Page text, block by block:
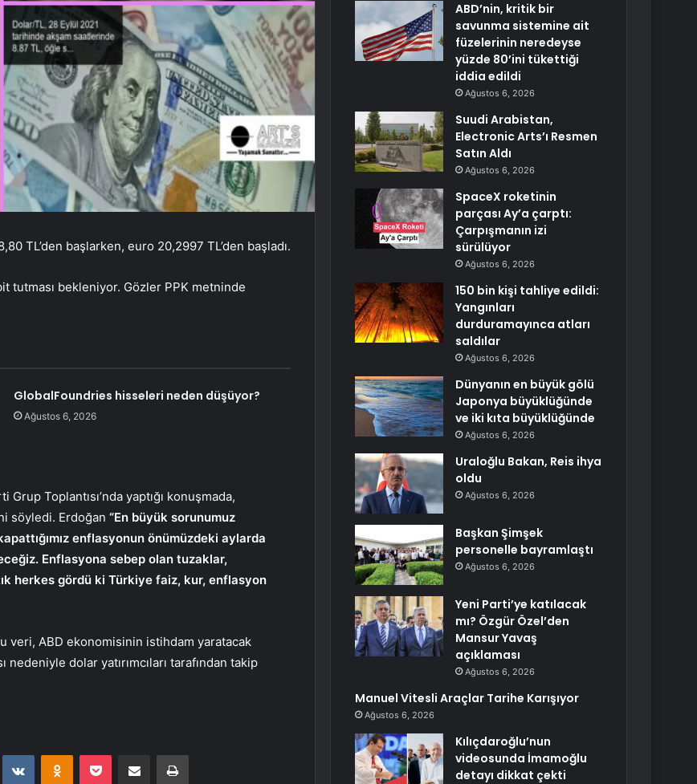
TL’den başlarken, euro 20,2997 TL’den başladı.
tutması bekleniyor. Gözler PPK metninde
GlobalFoundries hisseleri neden düşüyor?
Ağustos 6, 2026
Toplantısı’nda yaptığı konuşmada,
söyledi. Erdoğan “En büyük sorunumuz
enflasyonun önümüzdeki aylarda
Enflasyona sebep olan tuzaklar,
herkes gördü ki Türkiye faiz, kur, enflasyon
veri, ABD ekonomisinin istihdam yaratacak
dolar yatırımcıları tarafından takip
VKontakteOdnoklassniki
Pocket E-Posta ile paylaş Yazdır
ABD’nin, kritik bir
savunma sistemine ait
füzelerinin neredeyse
yüzde 80’ini tükettiği
iddia edildi
Ağustos 6, 2026
Suudi Arabistan,
Electronic Arts’ı Resmen
Satın Aldı
Ağustos 6, 2026
SpaceX roketinin
parçası Ay’a çarptı:
Çarpışmanın izi
sürülüyor
Ağustos 6, 2026
150 bin kişi tahliye edildi:
Yangınları
durduramayınca atları
saldılar
Ağustos 6, 2026
Dünyanın en büyük gölü
Japonya büyüklüğünde
ve iki kıta büyüklüğünde
Ağustos 6, 2026
Uraloğlu Bakan, Reis ihya
oldu
Ağustos 6, 2026
Başkan Şimşek
personelle bayramlaştı
Ağustos 6, 2026
Yeni Parti’ye katılacak
mı? Özgür Özel’den
Mansur Yavaş
açıklaması
Ağustos 6, 2026
Manuel Vitesli Araçlar Tarihe Karışıyor
Ağustos 6, 2026
Kılıçdaroğlu’nun
videosunda İmamoğlu
detayı dikkat çekti